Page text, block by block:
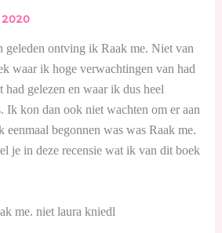
2020
geleden ontving ik Raak me. Niet van
waar ik hoge verwachtingen van had
had gelezen en waar ik dus heel
Ik kon dan ook niet wachten om er aan
eenmaal begonnen was was Raak me.
je in deze recensie wat ik van dit boek